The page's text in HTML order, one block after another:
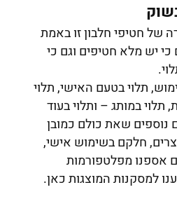
של חטיפי חלבון זו באמת
יש מלא חטיפים וגם כי
תלוי בטעם האישי, תלוי
במותג – ותלוי בעוד
נוספים שאת כולם כמובן
חלקם בשימוש אישי,
אספנו מפלטפורמות
למסקנות המוצגות כאן.